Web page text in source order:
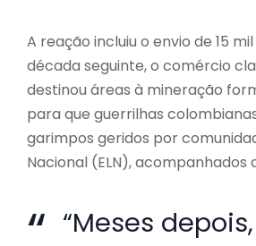
A reação incluiu o envio de 15
década seguinte, o comércio
destinou áreas à mineração
para que guerrilhas
garimpos geridos por
Nacional (ELN),
“Meses